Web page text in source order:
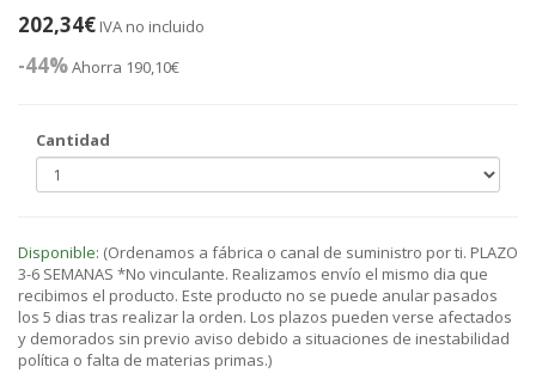
202,34€ IVA no incluido
-44%Ahorra 190,10€
Cantidad
Disponible: (Ordenamos a fábrica o canal de suministro por ti. PLAZO
3-6 SEMANAS *No vinculante. Realizamos envío el mismo dia que
recibimos el producto. Este producto no se puede anular pasados
los 5 dias tras realizar la orden. Los plazos pueden verse afectados
y demorados sin previo aviso debido a situaciones de inestabilidad
política o falta de materias primas.)